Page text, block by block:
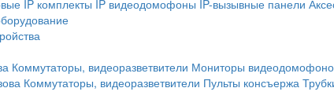
IP комплекты IP видеодомофоны IP-вызывные панели
Коммутаторы, видеоразветвители Мониторы
Коммутаторы, видеоразветвители Пульты консъержа